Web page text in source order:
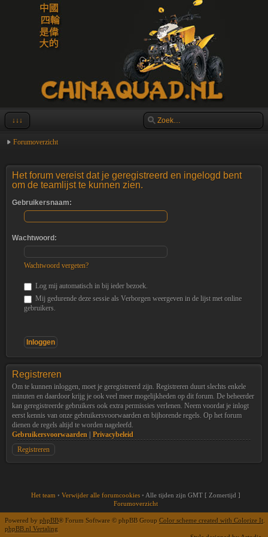
↓↓↓
Forumoverzicht
Het forum vereist dat je geregistreerd en ingelogd bent
om de teamlijst te kunnen zien.
Gebruikersnaam:
Wachtwoord:
Wachtwoord vergeten?
Log mij automatisch in bij ieder bezoek.
Mij gedurende deze sessie als Verborgen weergeven in de lijst met online
gebruikers.
Registreren
Om te kunnen inloggen, moet je geregistreerd zijn. Registreren duurt slechts enkele
minuten en daardoor krijg je ook veel meer mogelijkheden op dit forum. De beheerder
kan geregistreerde gebruikers ook extra permissies verlenen. Neem voordat je inlogt
eerst kennis van onze gebruikersvoorwaarden en bijhorende regels. Op het forum
dienen de regels altijd te worden nageleefd.
Gebruikersvoorwaarden
Privacybeleid
Registreren
Het team • Verwijder alle forumcookies • Alle tijden zijn GMT [ Zomertijd ]
Forumoverzicht
Powered by phpBB® Forum Software © phpBB Group Color scheme created with Colorize It
phpBB.nl Vertaling